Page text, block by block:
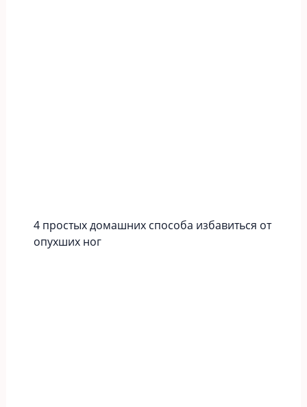
4 простых домашних способа избавиться от
опухших ног